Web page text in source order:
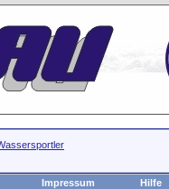
Impressum Hilfe